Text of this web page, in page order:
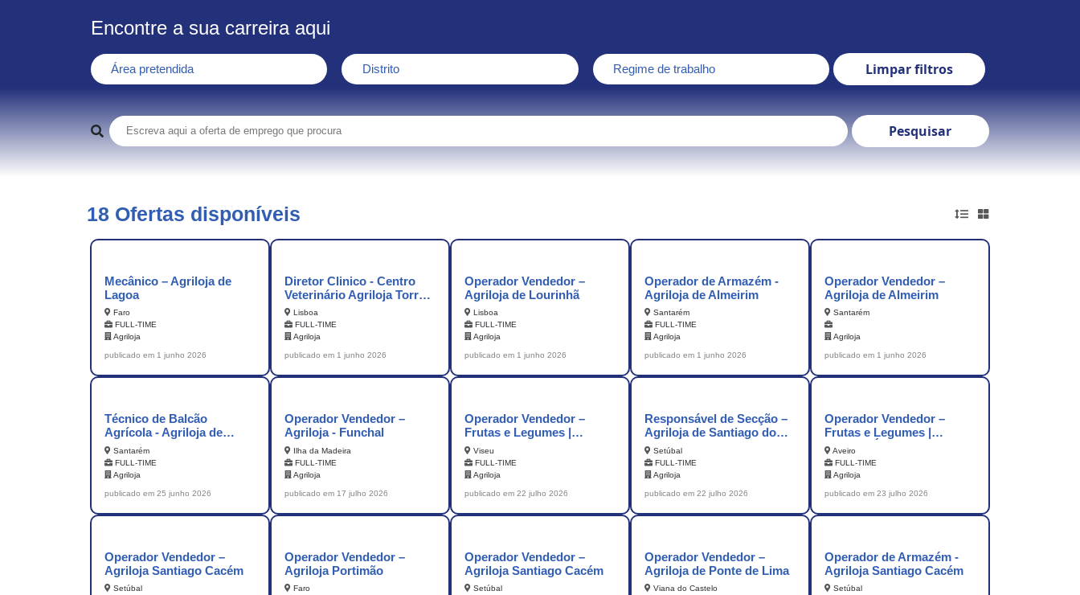
Encontre a sua carreira aqui
Área pretendida Distrito Regime de trabalho Limpar filtros
Pesquisar
18 Ofertas disponíveis
Mecânico – Agriloja de
Lagoa
Faro
FULL-TIME
Agriloja
publicado em 1 junho 2026
Diretor Clinico - Centro
Veterinário Agriloja Torres
Vedras
Lisboa
FULL-TIME
Agriloja
publicado em 1 junho 2026
Operador Vendedor –
Agriloja de Lourinhã
Lisboa
FULL-TIME
Agriloja
publicado em 1 junho 2026
Operador de Armazém -
Agriloja de Almeirim
Santarém
FULL-TIME
Agriloja
publicado em 1 junho 2026
Operador Vendedor –
Agriloja de Almeirim
Santarém
Agriloja
publicado em 1 junho 2026
Técnico de Balcão
Agrícola - Agriloja de
Almeirim
Santarém
FULL-TIME
Agriloja
publicado em 25 junho 2026
Operador Vendedor –
Agriloja - Funchal
Ilha da Madeira
FULL-TIME
Agriloja
publicado em 17 julho 2026
Operador Vendedor –
Frutas e Legumes |
Agriloja Viseu
Viseu
FULL-TIME
Agriloja
publicado em 22 julho 2026
Responsável de Secção –
Agriloja de Santiago do
Cacém
Setúbal
FULL-TIME
Agriloja
publicado em 22 julho 2026
Operador Vendedor –
Frutas e Legumes |
Agriloja Águeda
Aveiro
FULL-TIME
Agriloja
publicado em 23 julho 2026
Operador Vendedor –
Agriloja Santiago Cacém
Setúbal
Operador Vendedor –
Agriloja Portimão
Faro
Operador Vendedor –
Agriloja Santiago Cacém
Setúbal
Operador Vendedor –
Agriloja de Ponte de Lima
Viana do Castelo
Operador de Armazém -
Agriloja Santiago Cacém
Setúbal